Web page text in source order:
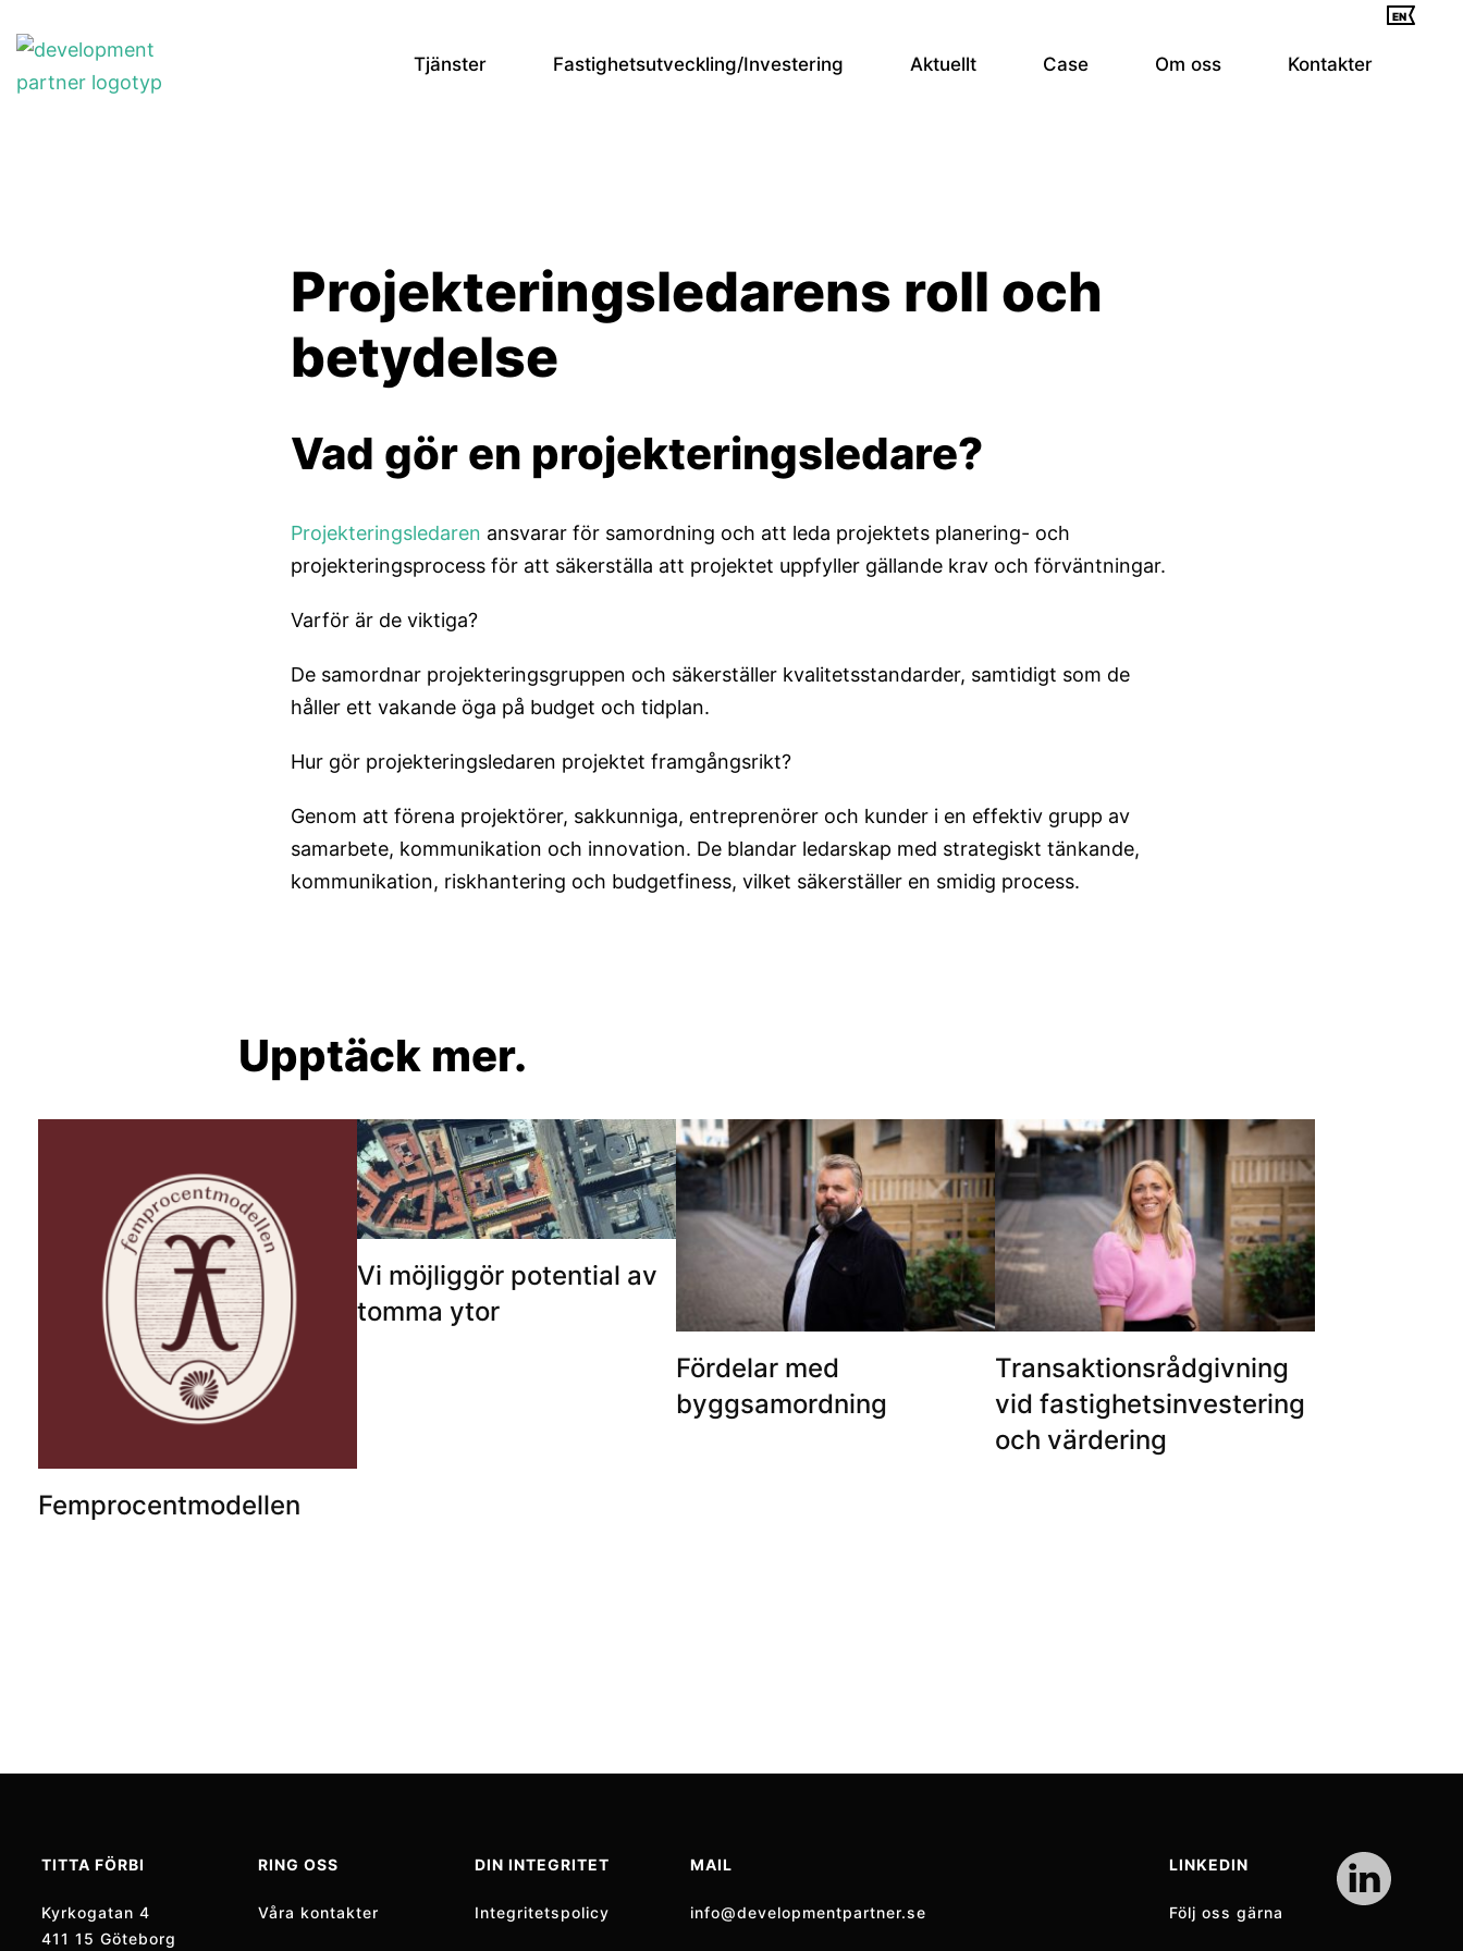
Tjänster Fastighetsutveckling/Investering Aktuellt Case Om oss Kontakter
EN
Projekteringsledarens roll och
betydelse
Vad gör en projekteringsledare?
Projekteringsledaren ansvarar för samordning och att leda projektets planering- och
projekteringsprocess för att säkerställa att projektet uppfyller gällande krav och förväntningar.
Varför är de viktiga?
De samordnar projekteringsgruppen och säkerställer kvalitetsstandarder, samtidigt som de
håller ett vakande öga på budget och tidplan.
Hur gör projekteringsledaren projektet framgångsrikt?
Genom att förena projektörer, sakkunniga, entreprenörer och kunder i en effektiv grupp av
samarbete, kommunikation och innovation. De blandar ledarskap med strategiskt tänkande,
kommunikation, riskhantering och budgetfiness, vilket säkerställer en smidig process.
Upptäck mer.
Femprocentmodellen
Vi möjliggör potential av
tomma ytor
Fördelar med
byggsamordning
Transaktionsrådgivning
vid fastighetsinvestering
och värdering
TITTA FÖRBI
Kyrkogatan 4
411 15 Göteborg
RING OSS
Våra kontakter
DIN INTEGRITET
Integritetspolicy
MAIL
info@developmentpartner.se
LINKEDIN
Följ oss gärna